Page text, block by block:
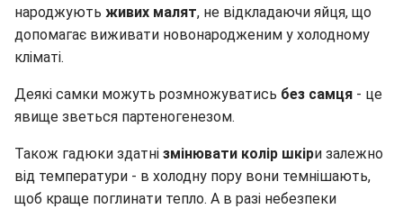
народжують живих малят, не відкладаючи яйця, що
допомагає виживати новонародженим у холодному
кліматі.
Деякі самки можуть розмножуватись без самця - це
явище зветься партеногенезом.
Також гадюки здатні змінювати колір шкіри залежно
від температури - в холодну пору вони темнішають,
щоб краще поглинати тепло. А в разі небезпеки